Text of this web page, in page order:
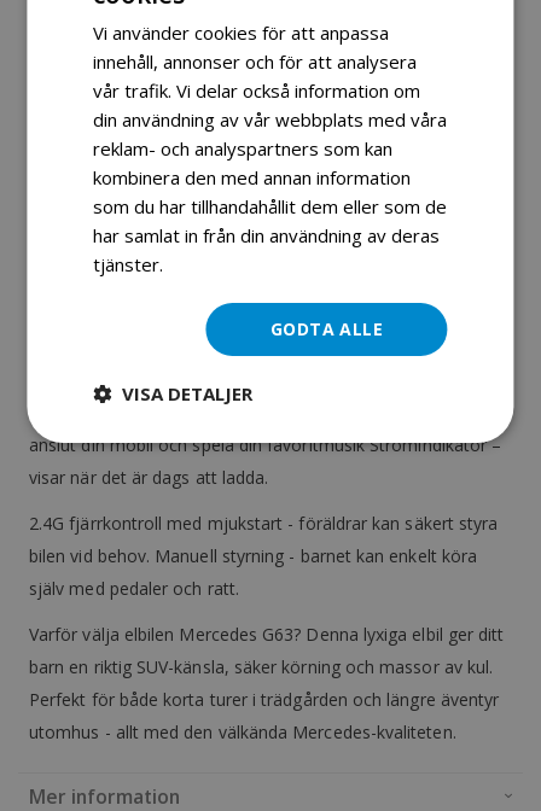
Mercedes, som kombinerar ikonisk design, komfort och
säkerhet.
stil och fart. Med fyra motorer, EVA-hjul och realistiska
detaljer får du en bil som både ser ut och känns som en
riktig G-Wagon.
Viktiga funktioner Officiellt licensierad av Mercedes-Benz –
autentiska logotyper och detaljer Kraftfulla 4x35W-motorer
– solid prestanda och bra grepp på olika underlag 12V10Ah-
batteri – lång körtid per laddning EVA-hjul – tysta och
stötdämpande för extra komfort LED-lampor fram och bak –
ser bra ut i mörkret MP3, USB, SD, radio och Bluetooth –
anslut din mobil och spela din favoritmusik Strömindikator –
visar när det är dags att ladda.
2.4G fjärrkontroll med mjukstart - föräldrar kan säkert styra
bilen vid behov. Manuell styrning - barnet kan enkelt köra
själv med pedaler och ratt.
Varför välja elbilen Mercedes G63? Denna lyxiga elbil ger ditt
barn en riktig SUV-känsla, säker körning och massor av kul.
Perfekt för både korta turer i trädgården och längre äventyr
utomhus - allt med den välkända Mercedes-kvaliteten.
Mer information
Vi använder cookies för att anpassa
innehåll, annonser och för att analysera
vår trafik. Vi delar också information om
din användning av vår webbplats med våra
reklam- och analyspartners som kan
kombinera den med annan information
som du har tillhandahållit dem eller som de
har samlat in från din användning av deras
tjänster.
GODTA ALLE
VISA DETALJER